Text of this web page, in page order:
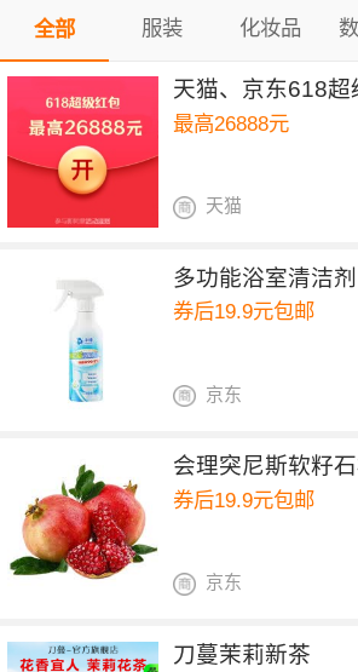
全部 服装 化妆品
天猫、京东618超
最高26888元
天猫
多功能浴室清洁剂
券后19.9元包邮
京东
会理突尼斯软籽
券后19.9元包邮
京东
刀蔓茉莉新茶